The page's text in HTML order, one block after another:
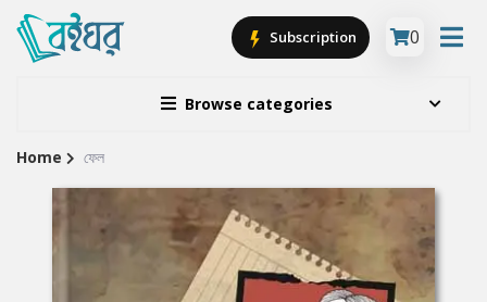
Browse categories
Subscription 0
Site
Breadcrumb
Home ফেল